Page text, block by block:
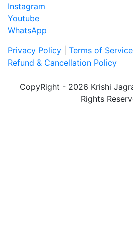
Instagram
Youtube
WhatsApp
Privacy Policy
Terms of Service
Refund & Cancellation Policy
CopyRight - 2026 Krishi
Rights